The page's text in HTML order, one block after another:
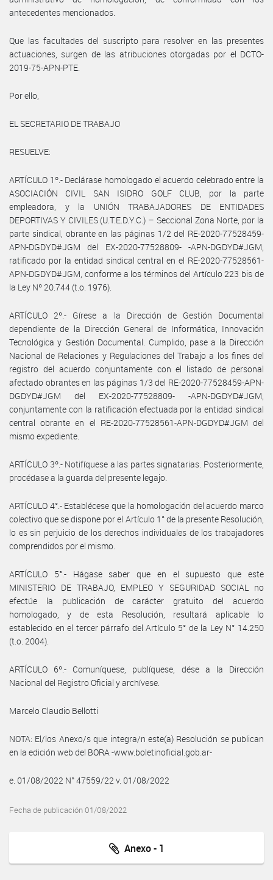
antecedentes mencionados.
Que las facultades del suscripto para resolver en las presentes
actuaciones, surgen de las atribuciones otorgadas por el DCTO-
2019-75-APN-PTE.
Por ello,
EL SECRETARIO DE TRABAJO
RESUELVE:
ARTÍCULO 1º.- Declárase homologado el acuerdo celebrado entre la
ASOCIACIÓN CIVIL SAN ISIDRO GOLF CLUB, por la parte
empleadora, y la UNIÓN TRABAJADORES DE ENTIDADES
DEPORTIVAS Y CIVILES (U.T.E.D.Y.C.) – Seccional Zona Norte, por la
parte sindical, obrante en las páginas 1/2 del RE-2020-77528459-
APN-DGDYD#JGM del EX-2020-77528809- -APN-DGDYD#JGM,
ratificado por la entidad sindical central en el RE-2020-77528561-
APN-DGDYD#JGM, conforme a los términos del Artículo 223 bis de
la Ley Nº 20.744 (t.o. 1976).
ARTÍCULO 2º.- Gírese a la Dirección de Gestión Documental
dependiente de la Dirección General de Informática, Innovación
Tecnológica y Gestión Documental. Cumplido, pase a la Dirección
Nacional de Relaciones y Regulaciones del Trabajo a los fines del
registro del acuerdo conjuntamente con el listado de personal
afectado obrantes en las páginas 1/3 del RE-2020-77528459-APN-
DGDYD#JGM del EX-2020-77528809- -APN-DGDYD#JGM,
conjuntamente con la ratificación efectuada por la entidad sindical
central obrante en el RE-2020-77528561-APN-DGDYD#JGM del
mismo expediente.
ARTÍCULO 3º.- Notifíquese a las partes signatarias. Posteriormente,
procédase a la guarda del presente legajo.
ARTÍCULO 4°.- Establécese que la homologación del acuerdo marco
colectivo que se dispone por el Artículo 1° de la presente Resolución,
lo es sin perjuicio de los derechos individuales de los trabajadores
comprendidos por el mismo.
ARTÍCULO 5°.- Hágase saber que en el supuesto que este
MINISTERIO DE TRABAJO, EMPLEO Y SEGURIDAD SOCIAL no
efectúe la publicación de carácter gratuito del acuerdo
homologado, y de esta Resolución, resultará aplicable lo
establecido en el tercer párrafo del Artículo 5° de la Ley N° 14.250
(t.o. 2004).
ARTÍCULO 6º.- Comuníquese, publíquese, dése a la Dirección
Nacional del Registro Oficial y archívese.
Marcelo Claudio Bellotti
NOTA: El/los Anexo/s que integra/n este(a) Resolución se publican
en la edición web del BORA -www.boletinoficial.gob.ar-
e. 01/08/2022 N° 47559/22 v. 01/08/2022
Fecha de publicación 01/08/2022
Anexo - 1